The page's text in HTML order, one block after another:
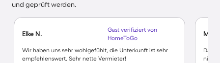
und geprüft werden.
Elke N.
Gast verifiziert von
HomeToGo
Wir haben uns sehr wohlgefühlt, die Unterkunft ist sehr
empfehlenswert. Sehr nette Vermieter!
Das